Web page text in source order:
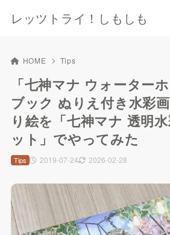
レッツトライ！しもしも
HOME Tips
「七神マナ ウォーター
ブック ぬりえ付き水彩
り絵を「七神マナ 透明
ット」でやってみた
2019-07-24 2026-02-28
Tips